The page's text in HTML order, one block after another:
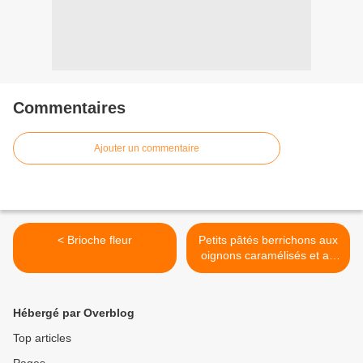
Commentaires
Ajouter un commentaire
< Brioche fleur
Petits pâtés berrichons aux
oignons caramélisés et au
fromage de chèvre >
Hébergé par Overblog
Top articles